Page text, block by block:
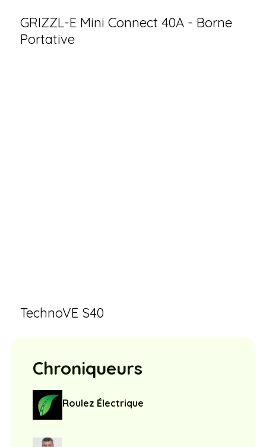
GRIZZL-E Mini Connect 40A - Borne
Portative
TechnoVE S40
Chroniqueurs
Roulez Électrique